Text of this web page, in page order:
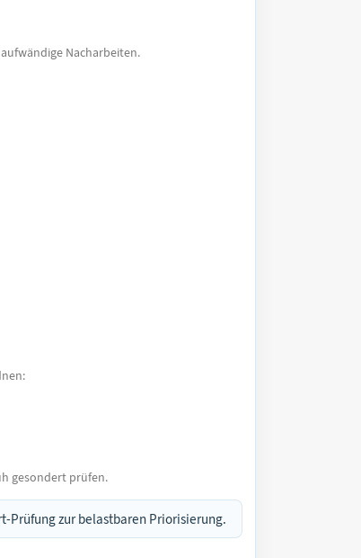
Nacharbeiten.
gesondert prüfen.
Prüfung zur belastbaren Priorisierung.